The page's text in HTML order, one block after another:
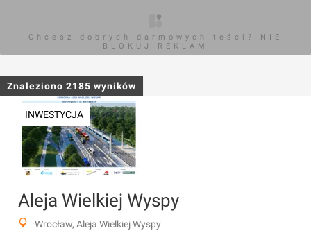
Chcesz dobrych darmowych teści? NIE
BLOKUJ REKLAM
Znaleziono 2185 wyników
INWESTYCJA
Aleja Wielkiej Wyspy
Wrocław, Aleja Wielkiej Wyspy